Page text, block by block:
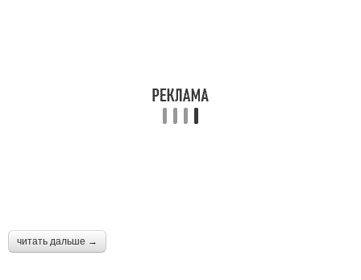
читать дальше →